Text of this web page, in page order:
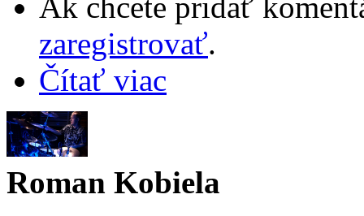
zaregistrovať.
Čítať viac
Roman Kobiela